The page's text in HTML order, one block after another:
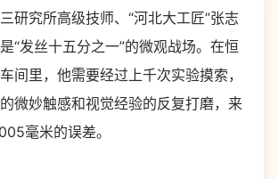
研究所高级技师、“河北大工匠”张志
“发丝十五分之一”的微观战场。在恒
间里，他需要经过上千次实验摸索，
微妙触感和视觉经验的反复打磨，来
毫米的误差。